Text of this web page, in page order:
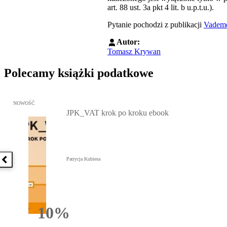
art. 88 ust. 3a pkt 4 lit. b u.p.t.u.).
Pytanie pochodzi z publikacji
Autor:
Tomasz Krywan
Polecamy książki podatkowe
Poprzednia książka
Przejdź do: JPK_VAT krok po kroku ebook, Patrycja Kubiesa -
NOWOŚĆ
10%Rabatu
JPK_VAT krok po kroku ebook
Patrycja Kubiesa